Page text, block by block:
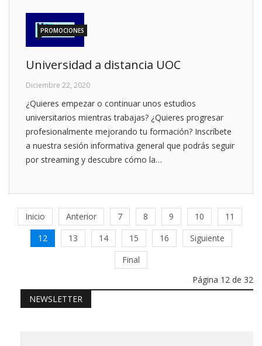
PROMOCIONES
Universidad a distancia UOC
Diciembre 22, 2020
¿Quieres empezar o continuar unos estudios
universitarios mientras trabajas? ¿Quieres progresar
profesionalmente mejorando tu formación? Inscríbete
a nuestra sesión informativa general que podrás seguir
por streaming y descubre cómo la…
Inicio Anterior 7 8 9 10
11
12
13 14 15 16
Siguiente
Final
Página 12 de 32
NEWSLETTER